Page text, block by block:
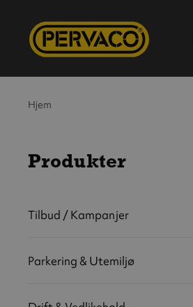
Hjem
Produkter
Hjem
Tilbud / Kampanjer
Parkering & Utemiljø